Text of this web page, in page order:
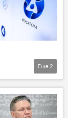
Еще 2